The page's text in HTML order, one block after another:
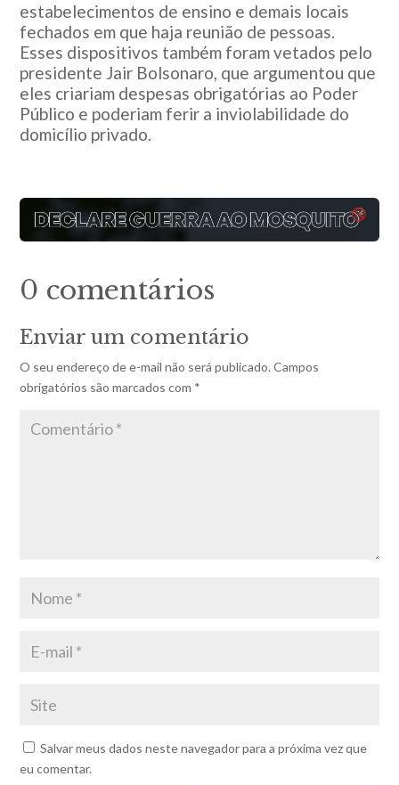
estabelecimentos de ensino e demais locais
fechados em que haja reunião de pessoas.
Esses dispositivos também foram vetados pelo
presidente Jair Bolsonaro, que argumentou que
eles criariam despesas obrigatórias ao Poder
Público e poderiam ferir a inviolabilidade do
domicílio privado.
0 comentários
Enviar um comentário
O seu endereço de e-mail não será publicado. Campos
obrigatórios são marcados com *
Salvar meus dados neste navegador para a próxima vez que
eu comentar.